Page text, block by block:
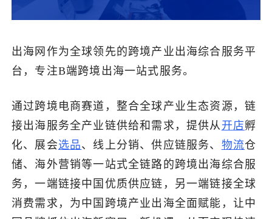
出海网作为全球领先的跨境产业出海综合服务平
台，专注B端跨境出海一站式服务。
通过跨境电商赛道，整合全球产业生态资源，链
接出海服务全产业链供给和需求，提供从 开店孵
化、展会选品、线上分销、供应链服务、 物流仓
储、海外营销等一站式全链路的跨境出海综合服
务，一端链接中国优质供应链，另一端链接全球
消费需求，为中国跨境产业出海全面赋能，让中